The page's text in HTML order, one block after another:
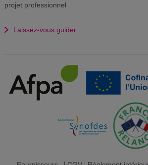
projet professionnel
Laissez-vous guider